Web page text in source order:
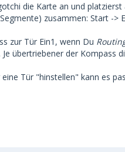
die Karte an und
zusammen: Start ->
zur Tür Ein1, wenn Du
übertriebener der Kompass
Tür "hinstellen" kann es